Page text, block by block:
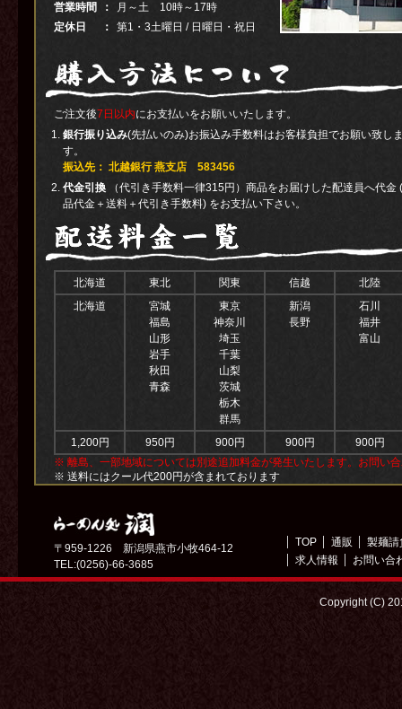
営業時間
：
月～土 10時～17時
定休日
： 第1・3土曜日 / 日曜日・祝日
ご注文後7日以内にお支払いをお願いいたします。
銀行振り込み(先払いのみ)お振込み手数料はお客様負担でお願い致し
す。
振込先： 北越銀行 燕支店 583456
代金引換 （代引き手数料一律315円）商品をお届けした配達員へ代金
品代金＋送料＋代引き手数料) をお支払い下さい。
北海道 東北 関東 信越
北陸
北海道
宮城
福島
山形
岩手
秋田
青森
東京
神奈川
埼玉
千葉
山梨
茨城
栃木
群馬
新潟
長野
石川
福井
富山
1,200円 950円 900円 900円
900円
※ 離島、一部地域については別途追加料金が発生いたします。お問い
※ 送料にはクール代200円が含まれております
〒959-1226 新潟県燕市小牧464-12
TEL:(0256)-66-3685
TOP 通販
製麺請
求人情報
お問い合
Copyright (C)